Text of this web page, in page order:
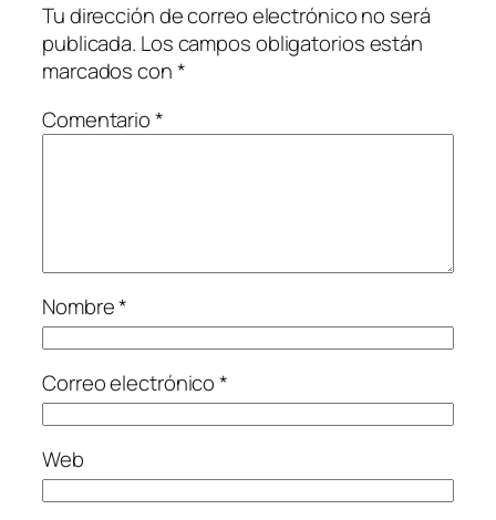
Tu dirección de correo electrónico no será
publicada. Los campos obligatorios están
marcados con*
Comentario*
Nombre*
Correo electrónico*
Web